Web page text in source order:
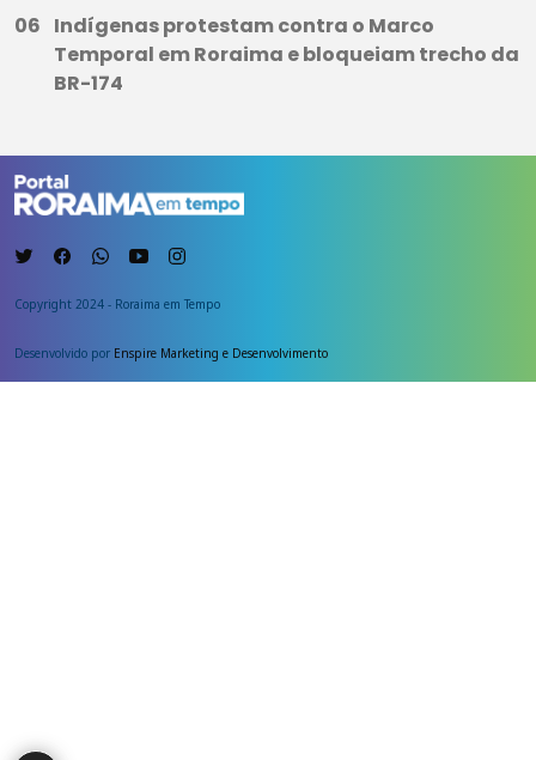
Indígenas protestam contra o Marco
Temporal em Roraima e bloqueiam trecho da
BR-174
Copyright 2024 - Roraima em Tempo
Desenvolvido por Enspire Marketing e Desenvolvimento